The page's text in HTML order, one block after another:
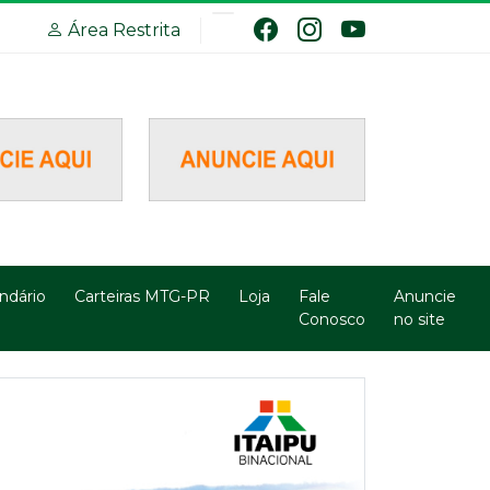
Área Restrita
Carteiras MTG-PR Loja
Fale
Conosco
Anuncie
no site